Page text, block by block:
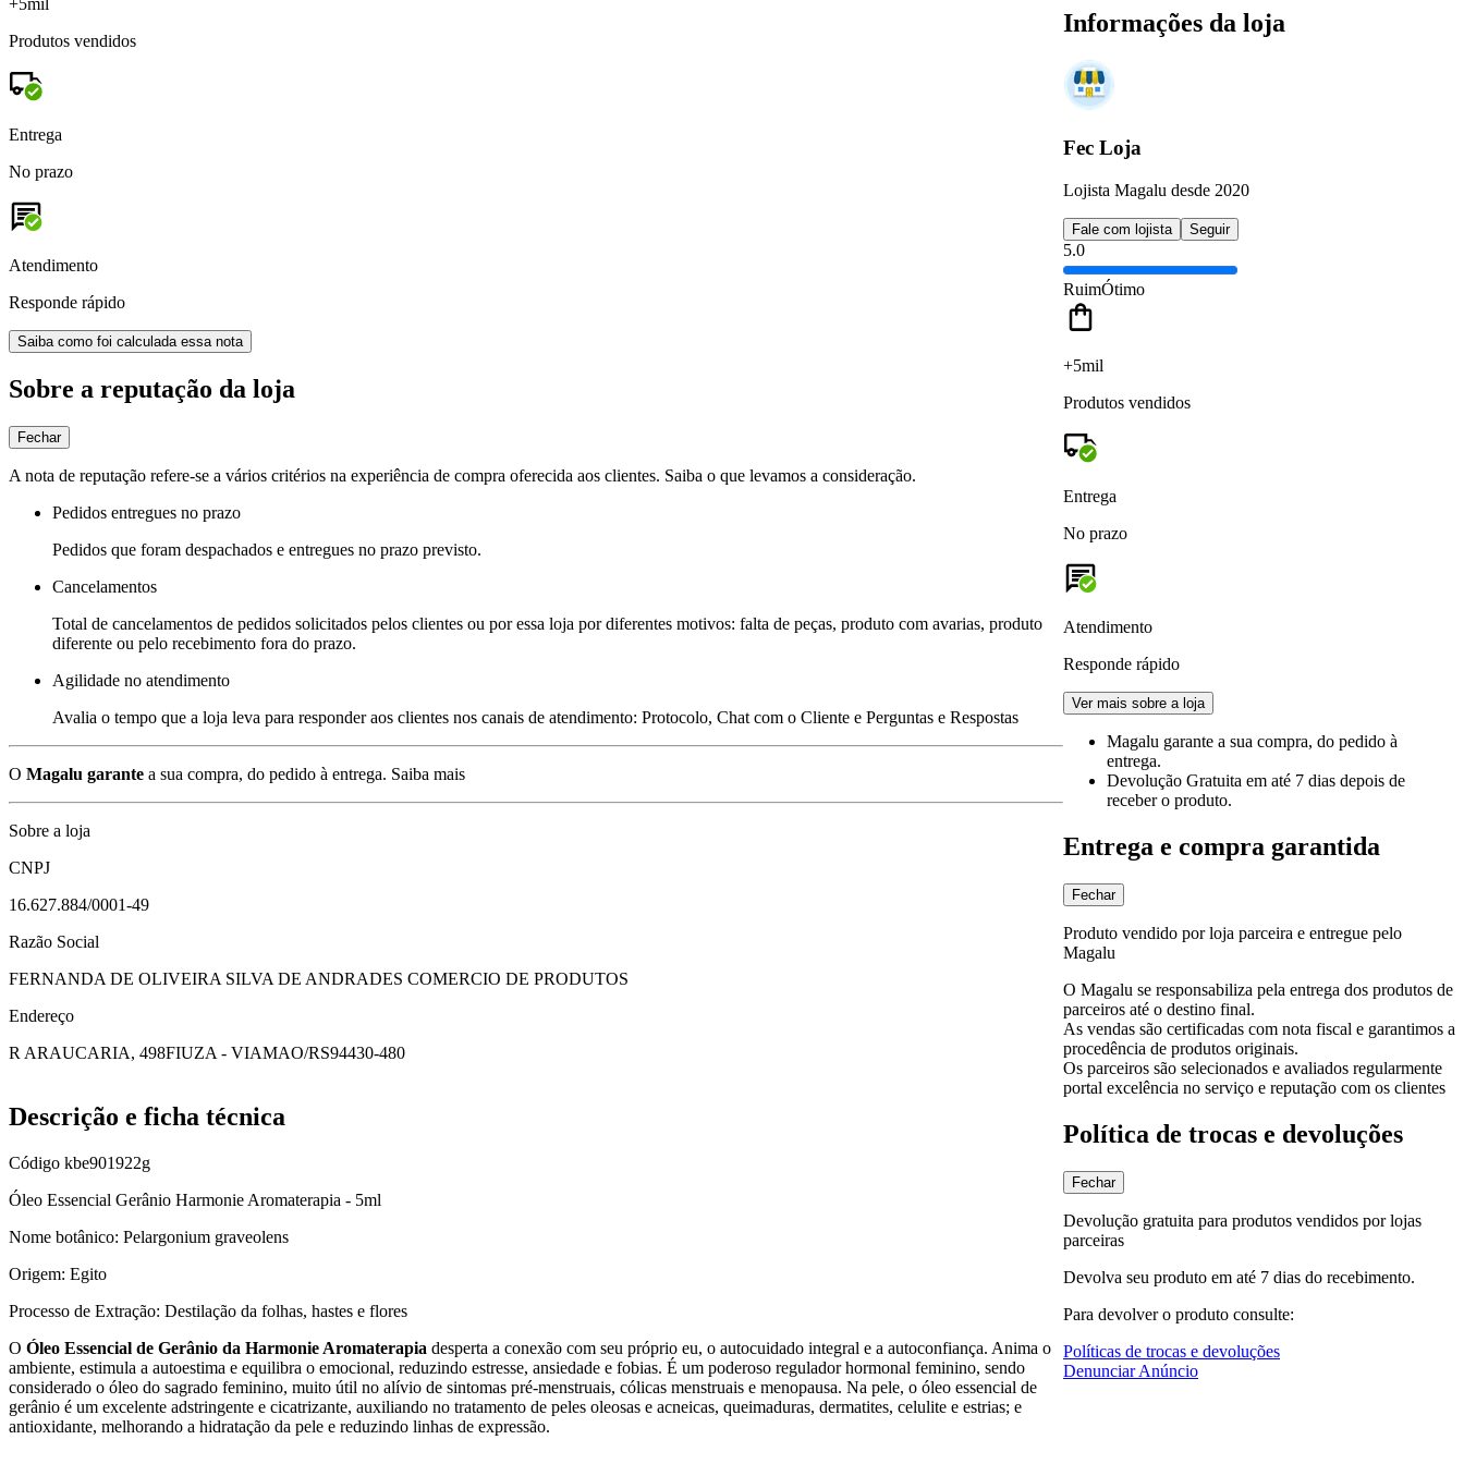
+5mil
Produtos vendidos
Entrega
No prazo
Atendimento
Responde rápido
Saiba como foi calculada essa nota
Sobre a reputação da loja
Fechar
A nota de reputação refere-se a vários critérios na experiência de compra oferecida aos clientes. Saiba o que levamos a consideração.
Pedidos entregues no prazo
Pedidos que foram despachados e entregues no prazo previsto.
Cancelamentos
Total de cancelamentos de pedidos solicitados pelos clientes ou por essa loja por diferentes motivos: falta de peças, produto com avarias, produto
diferente ou pelo recebimento fora do prazo.
Agilidade no atendimento
Avalia o tempo que a loja leva para responder aos clientes nos canais de atendimento: Protocolo, Chat com o Cliente e Perguntas e Respostas
O Magalu garante a sua compra, do pedido à entrega. Saiba mais
Sobre a loja
CNPJ
16.627.884/0001-49
Razão Social
FERNANDA DE OLIVEIRA SILVA DE ANDRADES COMERCIO DE PRODUTOS
Endereço
R ARAUCARIA, 498FIUZA - VIAMAO/RS94430-480
Informações da loja
Fec Loja
Lojista Magalu desde 2020
Fale com lojista Seguir
5.0
RuimÓtimo
+5mil
Produtos vendidos
Entrega
No prazo
Atendimento
Responde rápido
Ver mais sobre a loja
Magalu garante a sua compra, do pedido à
entrega.
Devolução Gratuita em até 7 dias depois de
receber o produto.
Entrega e compra garantida
Fechar
Produto vendido por loja parceira e entregue pelo
Magalu
O Magalu se responsabiliza pela entrega dos produtos de
parceiros até o destino final.
As vendas são certificadas com nota fiscal e garantimos a
procedência de produtos originais.
Os parceiros são selecionados e avaliados regularmente
portal excelência no serviço e reputação com os clientes
Política de trocas e devoluções
Fechar
Devolução gratuita para produtos vendidos por lojas
parceiras
Devolva seu produto em até 7 dias do recebimento.
Para devolver o produto consulte:
Políticas de trocas e devoluções
Denunciar Anúncio
Descrição e ficha técnica
Código kbe901922g
Óleo Essencial Gerânio Harmonie Aromaterapia - 5ml
Nome botânico: Pelargonium graveolens
Origem: Egito
Processo de Extração: Destilação da folhas, hastes e flores
O Óleo Essencial de Gerânio da Harmonie Aromaterapia desperta a conexão com seu próprio eu, o autocuidado integral e a autoconfiança. Anima o
ambiente, estimula a autoestima e equilibra o emocional, reduzindo estresse, ansiedade e fobias. É um poderoso regulador hormonal feminino, sendo
considerado o óleo do sagrado feminino, muito útil no alívio de sintomas pré-menstruais, cólicas menstruais e menopausa. Na pele, o óleo essencial de
gerânio é um excelente adstringente e cicatrizante, auxiliando no tratamento de peles oleosas e acneicas, queimaduras, dermatites, celulite e estrias; e
antioxidante, melhorando a hidratação da pele e reduzindo linhas de expressão.